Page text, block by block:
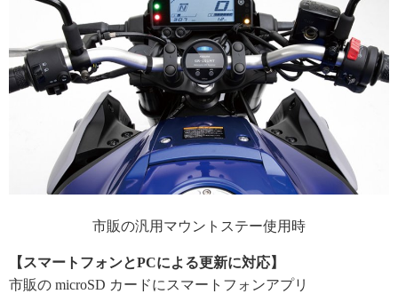
市販の汎用マウントステー使用時
【スマートフォンとPCによる更新に対応】
市販の microSD カードにスマートフォンアプリ